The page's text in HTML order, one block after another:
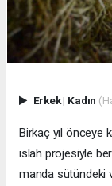
Erkek| Kadın
Birkaç yıl önceye
ıslah projesiyle
manda sütündeki